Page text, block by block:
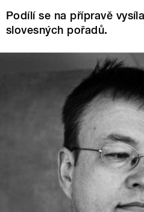
Podílí se na přípravě
slovesných pořadů.